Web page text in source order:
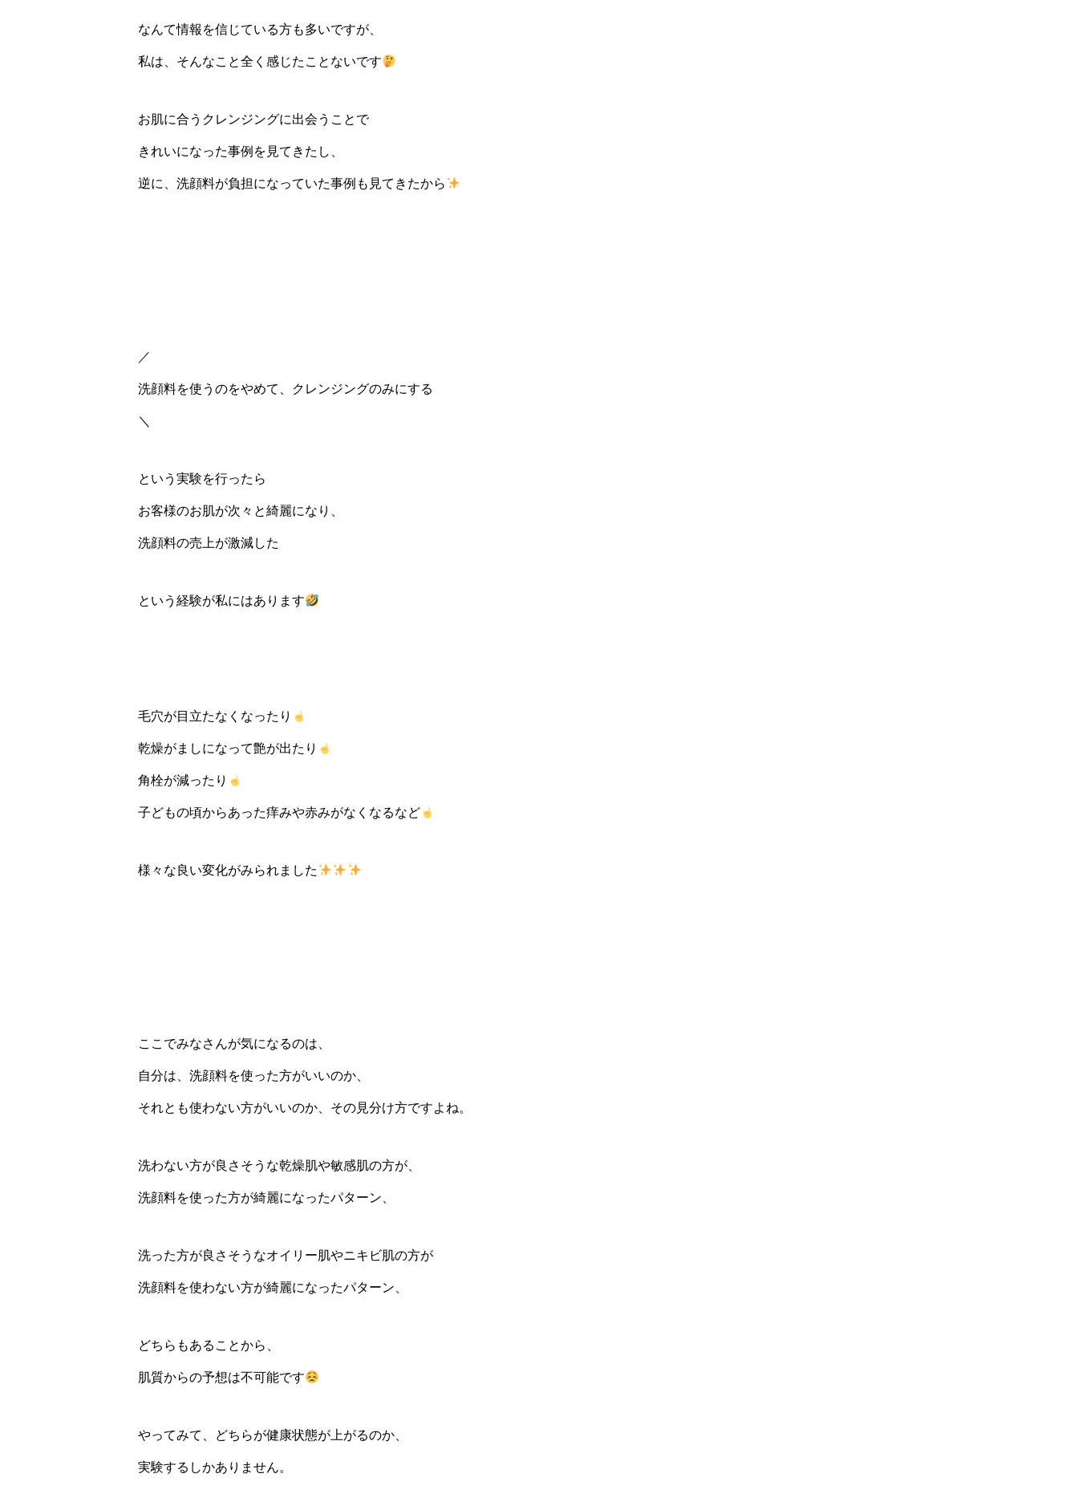
なんて情報を信じている方も多いですが、
私は、そんなこと全く感じたことないです
お肌に合うクレンジングに出会うことで
きれいになった事例を見てきたし、
逆に、洗顔料が負担になっていた事例も見てきたから
／
洗顔料を使うのをやめて、クレンジングのみにする
＼
という実験を行ったら
お客様のお肌が次々と綺麗になり、
洗顔料の売上が激減した
という経験が私にはあります
毛穴が目立たなくなったり
乾燥がましになって艶が出たり
角栓が減ったり
子どもの頃からあった痒みや赤みがなくなるなど
様々な良い変化がみられました
ここでみなさんが気になるのは、
自分は、洗顔料を使った方がいいのか、
それとも使わない方がいいのか、その見分け方ですよね。
洗わない方が良さそうな乾燥肌や敏感肌の方が、
洗顔料を使った方が綺麗になったパターン、
洗った方が良さそうなオイリー肌やニキビ肌の方が
洗顔料を使わない方が綺麗になったパターン、
どちらもあることから、
肌質からの予想は不可能です
やってみて、どちらが健康状態が上がるのか、
実験するしかありません。